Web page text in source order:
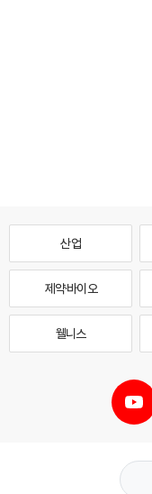
산업
제약·바이오
웰니스